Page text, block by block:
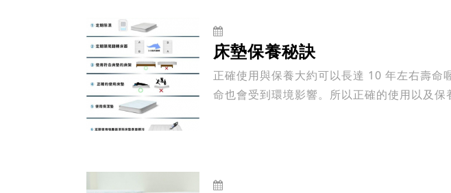
床墊保養秘訣
正確使用與保養大約可以長達 10 年左右壽命喔。 定期除濕：台灣的氣候較為炎熱潮濕，獨立筒床墊
命也會受到環境影響。所以正確的使用以及保養方式